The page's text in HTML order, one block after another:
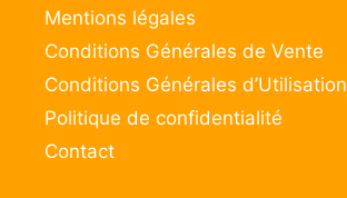
Mentions légales
Conditions Générales de Vente
Conditions Générales d’Utilisation
Politique de confidentialité
Contact